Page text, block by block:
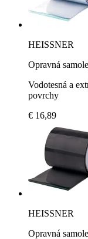
HEISSNER
Opravná
Vodotesná a
povrchy
€ 16,89
HEISSNER
Opravná